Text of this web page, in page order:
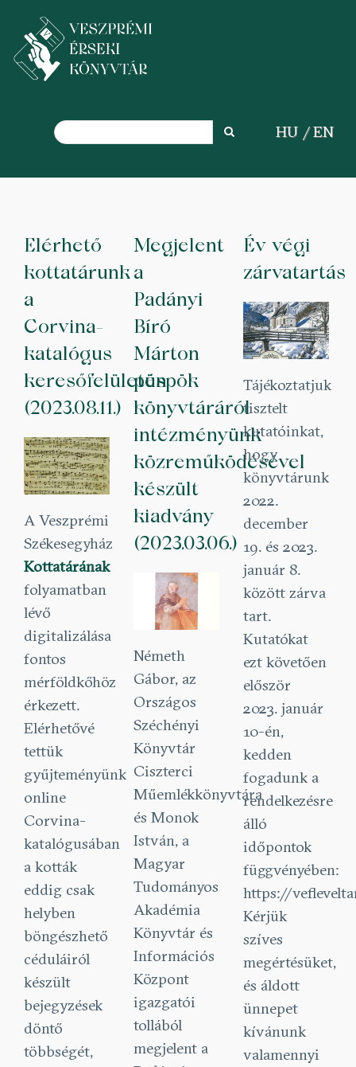
content
Search
Search HU EN
Elérhető
kottatárunk
a
Corvina-
katalógus
keresőfelületén
(2023.08.11.)
A Veszprémi
Székesegyház
Kottatárának
folyamatban
lévő
digitalizálása
fontos
mérföldkőhöz
érkezett.
Elérhetővé
tettük
gyűjteményünk
online
Corvina-
katalógusában
a kották
eddig csak
helyben
böngészhető
céduláiról
készült
bejegyzések
döntő
többségét,
Megjelent
a
Padányi
Bíró
Márton
püspök
könyvtáráról
intézményünk
közreműködésével
készült
kiadvány
(2023.03.06.)
Németh
Gábor, az
Országos
Széchényi
Könyvtár
Ciszterci
Műemlékkönyvtára
és Monok
István, a
Magyar
Tudományos
Akadémia
Könyvtár és
Információs
Központ
igazgatói
tollából
megjelent a
Év végi
zárvatartás
Tájékoztatjuk
tisztelt
kutatóinkat,
hogy
könyvtárunk
2022.
december
19. és 2023.
január 8.
között zárva
tart.
Kutatókat
ezt követően
először
2023. január
10-én,
kedden
fogadunk a
rendelkezésre
álló
időpontok
függvényében:
https://
Kérjük
szíves
megértésüket,
és áldott
ünnepet
kívánunk
valamennyi